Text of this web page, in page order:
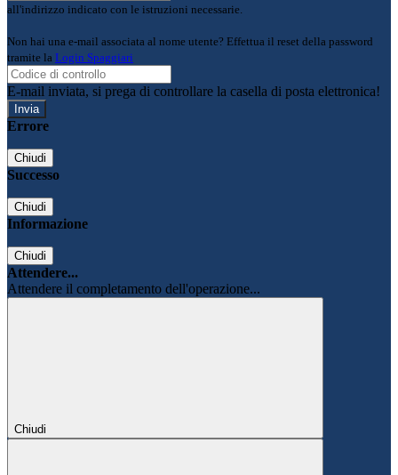
all'indirizzo indicato con le istruzioni necessarie.
Non hai una e-mail associata al nome utente? Effettua il reset della password
tramite la Login Spaggiari
E-mail inviata, si prega di controllare la casella di posta elettronica!
Errore
Chiudi
Successo
Chiudi
Informazione
Chiudi
Attendere...
Attendere il completamento dell'operazione...
Chiudi